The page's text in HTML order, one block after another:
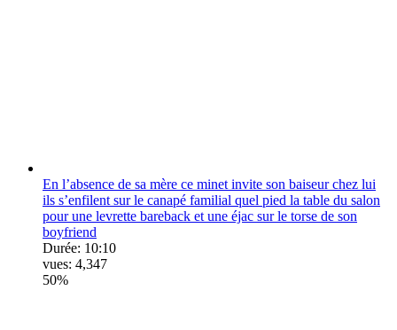
En l’absence de sa mère ce minet invite son baiseur chez lui
ils s’enfilent sur le canapé familial quel pied la table du salon
pour une levrette bareback et une éjac sur le torse de son
boyfriend
Durée: 10:10
vues: 4,347
50%